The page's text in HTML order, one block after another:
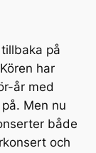
på
har
år med
Men nu
både
och